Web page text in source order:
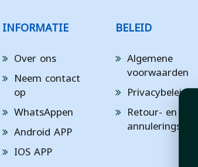
INFORMATIE
Over ons
Neem contact
op
WhatsAppen
Android APP
IOS APP
BELEID
Algemene
voorwaarden
Privacybeleid
Retour- en